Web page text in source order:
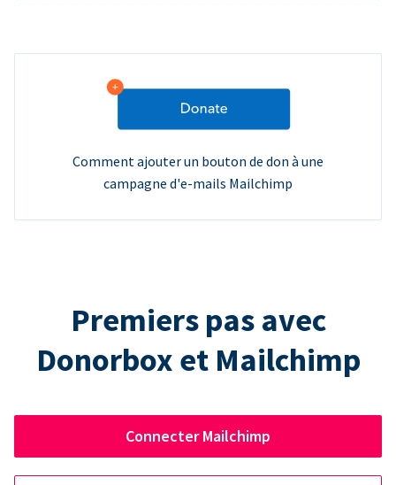
Comment ajouter un bouton de don à une
campagne d'e-mails Mailchimp
Premiers pas avec
Donorbox et Mailchimp
Connecter Mailchimp